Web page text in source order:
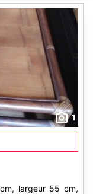
1
largeur 55 cm,